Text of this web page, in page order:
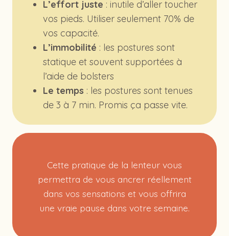
L’effort juste : inutile d’aller toucher
vos pieds. Utiliser seulement 70% de
vos capacité.
L’immobilité : les postures sont
statique et souvent supportées à
l’aide de bolsters
Le temps : les postures sont tenues
de 3 à 7 min. Promis ça passe vite.
Cette pratique de la lenteur vous
permettra de vous ancrer réellement
dans vos sensations et vous offrira
une vraie pause dans votre semaine.